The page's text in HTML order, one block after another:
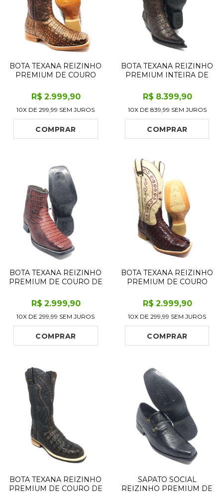
BOTA TEXANA REIZINHO
PREMIUM DE COURO
BRONZE LIMITED
EDITION - CANO ALTO,
BICO QUADRADO -
SOLADO DE COURO
ARTESANAL
R$ 2.999,90
10X DE299,99 SEM JUROS
COMPRAR
BOTA TEXANA REIZINHO
PREMIUM INTEIRA DE
JACARÉ DARKNESS
BLUE LIMITED EDITION -
CANO ALTO, BICO FINO -
SOLADO DE COURO
ARTESANAL
R$ 8.399,90
10X DE 839,99 SEM JUROS
COMPRAR
BOTA TEXANA REIZINHO
PREMIUM DE COURO DE
LIMITED EDITION - CANO
CURTO, BICO
QUADRADO - SOLADO
DE COURO ARTESANAL
INJETADO
R$ 2.999,90
10X DE299,99 SEM JUROS
COMPRAR
BOTA TEXANA REIZINHO
PREMIUM DE COURO
HAVANA ESCURO RABO -
CANO ALTO, BICO
QUADRADO - SOLADO
DE COURO ARTESANAL
INJETADO
R$ 2.999,90
10X DE299,99 SEM JUROS
COMPRAR
BOTA TEXANA REIZINHO
PREMIUM DE COURO DE
SAPATO SOCIAL
REIZINHO PREMIUM DE